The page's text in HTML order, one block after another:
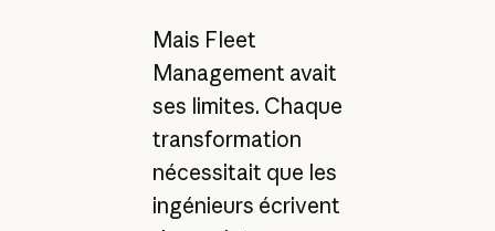
Mais Fleet
Management avait
ses limites. Chaque
transformation
nécessitait que les
ingénieurs écrivent